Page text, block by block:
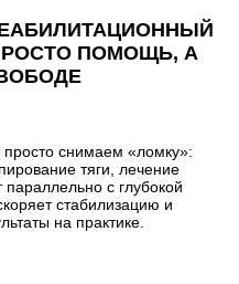
ПОМОЩЬ, А
снимаем «ломку»:
тяги, лечение
параллельно с глубокой
стабилизацию и
на практике.